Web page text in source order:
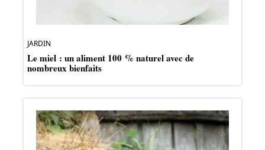
JARDIN
Le miel : un aliment 100 % naturel avec de
nombreux bienfaits